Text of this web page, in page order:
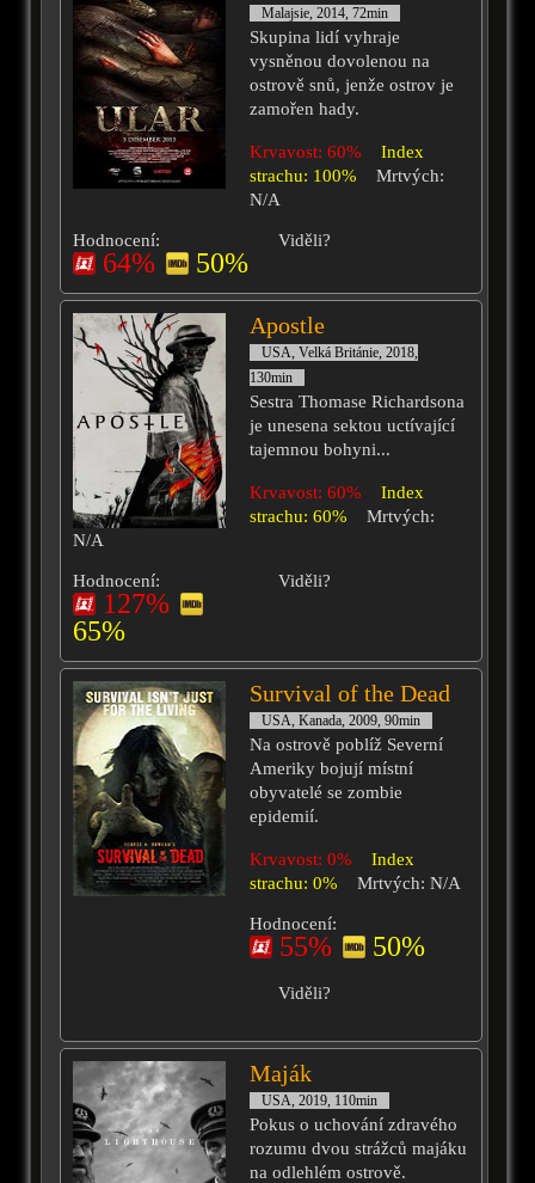
Malajsie, 2014, 72min
Skupina lidí vyhraje
vysněnou dovolenou na
ostrově snů, jenže ostrov je
zamořen hady.
Krvavost: 60%
Index
strachu: 100%
Mrtvých:
N/A
Hodnocení:
64% 50%
Viděli?
Apostle
USA, Velká Británie, 2018,
130min
Sestra Thomase Richardsona
je unesena sektou uctívající
tajemnou bohyni...
Krvavost: 60%
Index
strachu: 60%
Mrtvých:
N/A
Hodnocení:
127%
65%
Viděli?
Survival of the Dead
USA, Kanada, 2009, 90min
Na ostrově poblíž Severní
Ameriky bojují místní
obyvatelé se zombie
epidemií.
Krvavost: 0%
Index
strachu: 0%
Mrtvých: N/A
Hodnocení:
55% 50%
Viděli?
Maják
USA, 2019, 110min
Pokus o uchování zdravého
rozumu dvou strážců majáku
na odlehlém ostrově.